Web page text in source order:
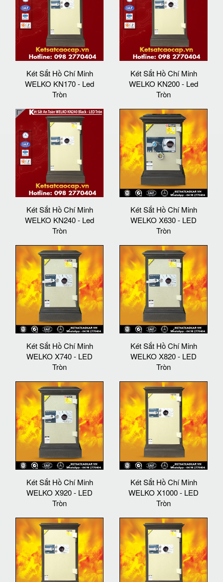
Két Sắt Hồ Chí Minh
WELKO KN170 - Led
Tròn
Két Sắt Hồ Chí Minh
WELKO KN200 - Led
Tròn
Két Sắt Hồ Chí Minh
WELKO KN240 - Led
Tròn
Két Sắt Hồ Chí Minh
WELKO X630 - LED
Tròn
Két Sắt Hồ Chí Minh
WELKO X740 - LED
Tròn
Két Sắt Hồ Chí Minh
WELKO X820 - LED
Tròn
Két Sắt Hồ Chí Minh
WELKO X920 - LED
Tròn
Két Sắt Hồ Chí Minh
WELKO X1000 - LED
Tròn